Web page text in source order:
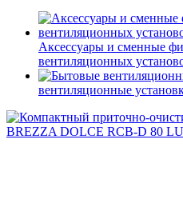
Аксессуары и сменные
вентиляционных
вентиляционные